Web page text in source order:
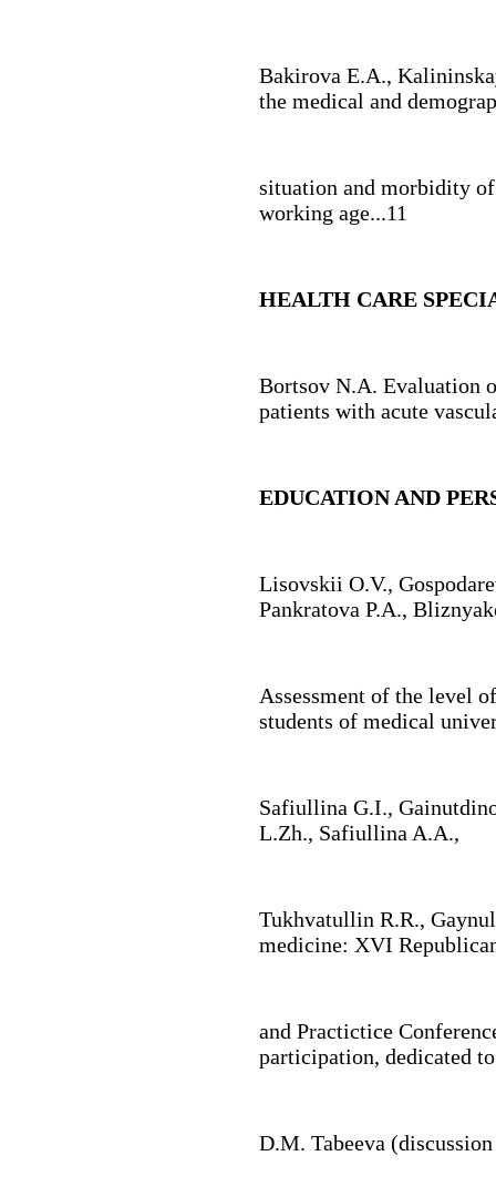
Bakirova E.A.,
the medical and
situation and morbidity
working age...11
HEАLTH CАRE
Bortsov N.A. Evaluation
patients with acute
EDUCATION AND
Lisovskii O.V.,
Pankratova P.A.,
Assessment of the level
students of medical
Safiullina G.I.,
L.Zh., Safiullina A.A.,
Tukhvatullin R.R.,
medicine: XVI
and Practictice
participation, dedicated
D.M. Tabeeva